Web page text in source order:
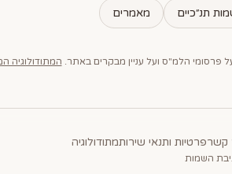
תנ״כיים מאמרים
פרסומי הלמ"ס ועל עניין מבקרים באתר. המתודולוגיה
קשרפרטיות ותנאי שירותמתודולוגיה
השמות